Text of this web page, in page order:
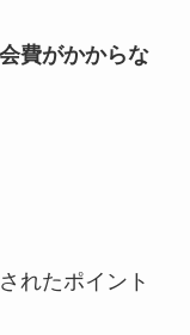
費がかからな
れたポイント